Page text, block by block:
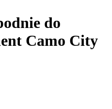
do
Camo City